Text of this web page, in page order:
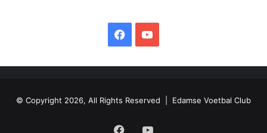
FacebookYouTube
© Copyright 2026, All Rights Reserved | Edamse Voetbal Club
FacebookYouTube